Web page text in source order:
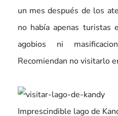
un mes después de los
no había apenas
agobios ni
Recomiendan no visitarlo
Imprescindible lago de